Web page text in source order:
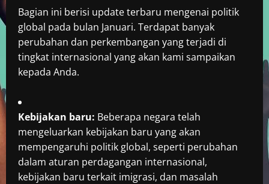
Bagian ini berisi update terbaru mengenai politik
global pada bulan Januari. Terdapat banyak
perubahan dan perkembangan yang terjadi di
tingkat internasional yang akan kami sampaikan
kepada Anda.
Kebijakan baru: Beberapa negara telah
mengeluarkan kebijakan baru yang akan
mempengaruhi politik global, seperti perubahan
dalam aturan perdagangan internasional,
kebijakan baru terkait imigrasi, dan masalah